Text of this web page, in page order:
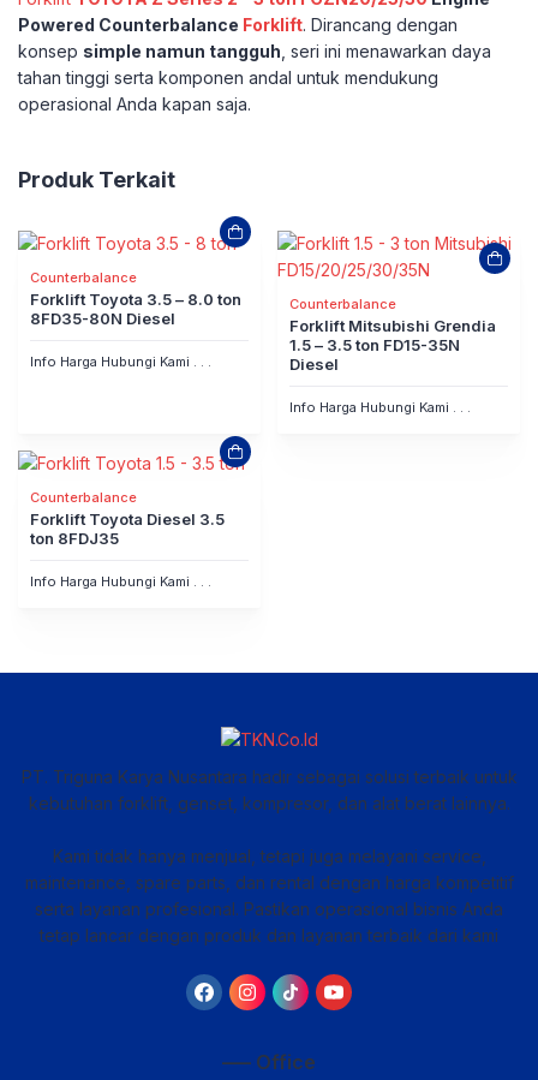
Powered Counterbalance Forklift. Dirancang dengan
konsep simple namun tangguh , seri ini menawarkan daya
tahan tinggi serta komponen andal untuk mendukung
operasional Anda kapan saja.
Produk Terkait
Counterbalance
Forklift Toyota 3.5 – 8.0 ton
8FD35-80N Diesel
Info Harga Hubungi Kami . . .
Counterbalance
Forklift Mitsubishi Grendia
1.5 – 3.5 ton FD15-35N
Diesel
Info Harga Hubungi Kami . . .
Counterbalance
Forklift Toyota Diesel 3.5
ton 8FDJ35
Info Harga Hubungi Kami . . .
PT. Triguna Karya Nusantara hadir sebagai solusi terbaik untuk
kebutuhan forklift, genset, kompresor, dan alat berat lainnya.
Kami tidak hanya menjual, tetapi juga melayani service,
maintenance, spare parts, dan rental dengan harga kompetitif
serta layanan profesional. Pastikan operasional bisnis Anda
tetap lancar dengan produk dan layanan terbaik dari kami
—– Office